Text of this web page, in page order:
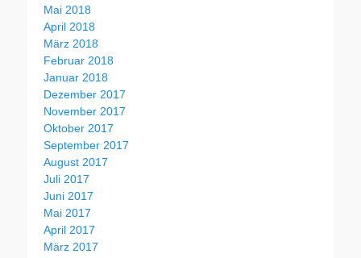
Mai 2018
April 2018
März 2018
Februar 2018
Januar 2018
Dezember 2017
November 2017
Oktober 2017
September 2017
August 2017
Juli 2017
Juni 2017
Mai 2017
April 2017
März 2017